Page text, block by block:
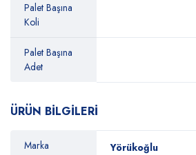
Palet Başına
Koli
Palet Başına
Adet
ÜRÜN BİLGİLERİ
Marka Yörükoğlu